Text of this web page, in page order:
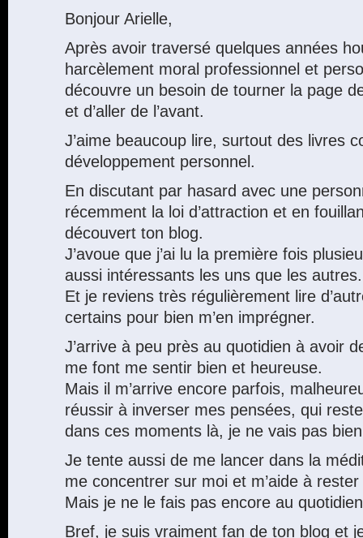
Bonjour Arielle,
Après avoir traversé quelques années
harcèlement moral professionnel et
découvre un besoin de tourner la page
et d’aller de l’avant.
J’aime beaucoup lire, surtout des livres
développement personnel.
En discutant par hasard avec une
récemment la loi d’attraction et en
découvert ton blog.
J’avoue que j’ai lu la première fois
aussi intéressants les uns que les autres.
Et je reviens très régulièrement lire
certains pour bien m’en imprégner.
J’arrive à peu près au quotidien à avoir
me font me sentir bien et heureuse.
Mais il m’arrive encore parfois,
réussir à inverser mes pensées, qui
dans ces moments là, je ne vais pas
Je tente aussi de me lancer dans la
me concentrer sur moi et m’aide à
Mais je ne le fais pas encore au
Bref, je suis vraiment fan de ton blog et